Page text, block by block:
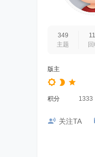
349
主题
版主
积分 1333
关注TA